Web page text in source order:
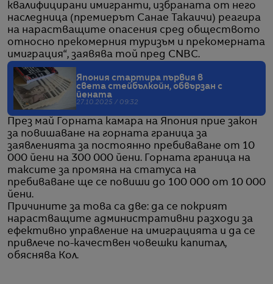
квалифицирани имигранти, избраната от него
наследница (премиерът Санае Такаичи) реагира
на нарастващите опасения сред обществото
относно прекомерния туризъм и прекомерната
имиграция“, заявява той пред CNBC.
Япония стартира първия в
света стейбълкойн, обвързан с
йената
27.10.2025 / 09:32
През май Горната камара на Япония прие закон
за повишаване на горната граница за
заявленията за постоянно пребиваване от 10
000 йени на 300 000 йени. Горната граница на
таксите за промяна на статуса на
пребиваване ще се повиши до 100 000 от 10 000
йени.
Причините за това са две: да се покрият
нарастващите административни разходи за
ефективно управление на имиграцията и да се
привлече по-качествен човешки капитал,
обяснява Кол.